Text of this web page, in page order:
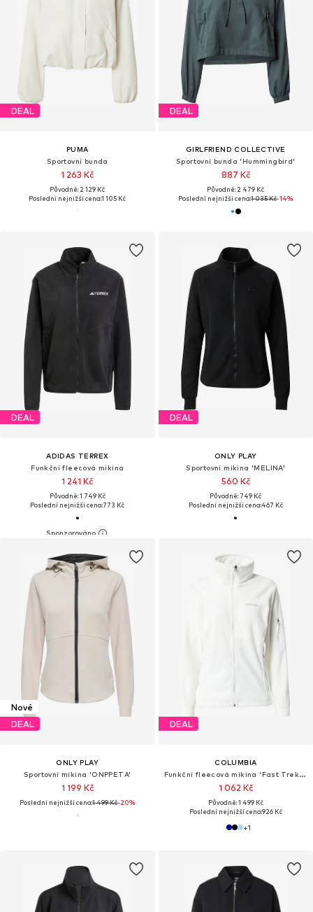
DEAL
PUMA
Sportovní bunda
1 263 Kč
Původně: 2 129 Kč
Poslední nejnižší cena:1 105 Kč
DEAL
GIRLFRIEND COLLECTIVE
Sportovní bunda 'Hummingbird'
887 Kč
Původně: 2 479 Kč
Poslední nejnižší cena:1 035 Kč-14%
DEAL
ADIDAS TERREX
Funkční fleecová mikina
1 241 Kč
Původně: 1 749 Kč
Poslední nejnižší cena:773 Kč
DEAL
ONLY PLAY
Sportovní mikina 'MELINA'
560 Kč
Původně: 749 Kč
Poslední nejnižší cena:467 Kč
Nové
DEAL
ONLY PLAY
Sportovní mikina 'ONPPETA'
1 199 Kč
Poslední nejnižší cena:1 499 Kč-20%
DEAL
COLUMBIA
Funkční fleecová mikina 'Fast Trek II'
1 062 Kč
Původně: 1 499 Kč
Poslední nejnižší cena:926 Kč
+1